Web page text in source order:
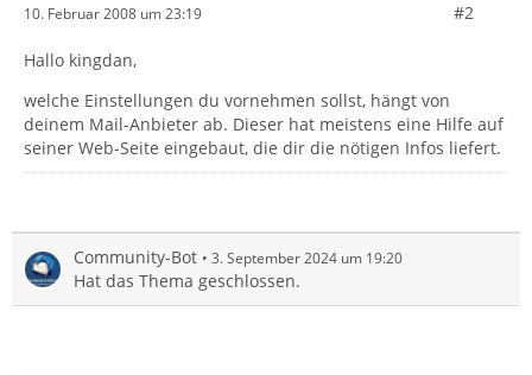
10. Februar 2008 um 23:19 #2
Hallo kingdan,
welche Einstellungen du vornehmen sollst, hängt von
deinem Mail-Anbieter ab. Dieser hat meistens eine Hilfe auf
seiner Web-Seite eingebaut, die dir die nötigen Infos liefert.
Community-Bot 3. September 2024 um 19:20
Hat das Thema geschlossen.